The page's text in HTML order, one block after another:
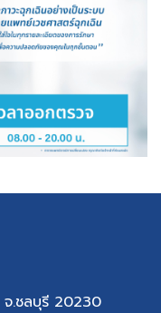
จ.ชลบุรี 20230